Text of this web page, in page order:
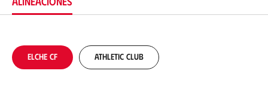
ó
Elche CF Athletic Club